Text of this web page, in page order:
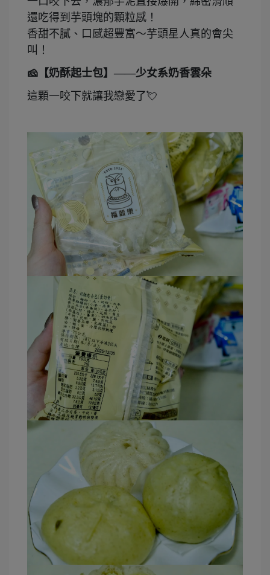
還吃得到芋頭塊的顆粒感！
香甜不膩、口感超豐富～芋頭星人真的會尖
叫！
🧀【奶酥起士包】——少女系奶香雲朵
這顆一咬下就讓我戀愛了💘